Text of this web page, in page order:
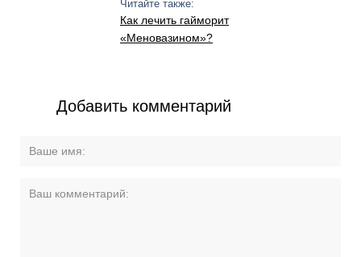
Читайте также:
Как лечить гайморит
«Меновазином»?
Добавить комментарий